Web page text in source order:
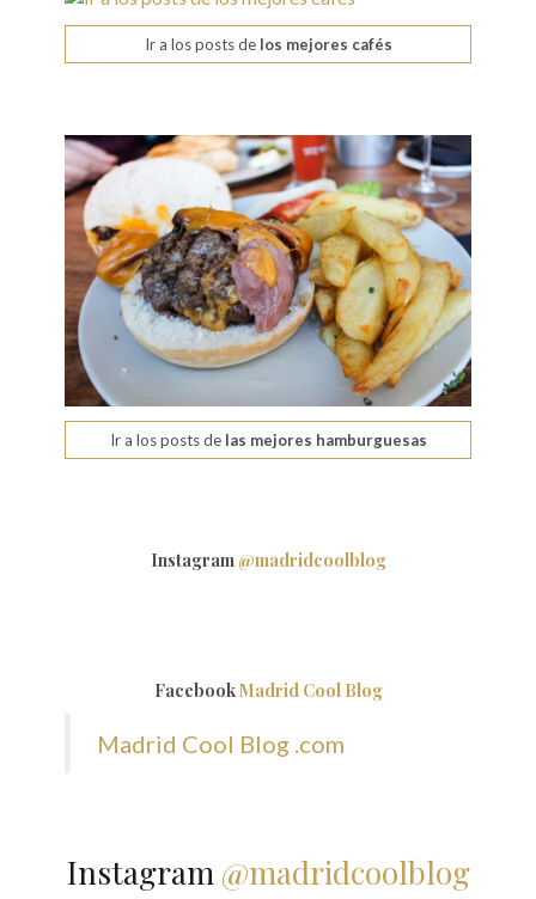
Ir a los posts delos mejores cafés
Ir a los posts delas mejores hamburguesas
Instagram @madridcoolblog
FacebookMadrid Cool Blog
Madrid Cool Blog .com
Instagram @madridcoolblog